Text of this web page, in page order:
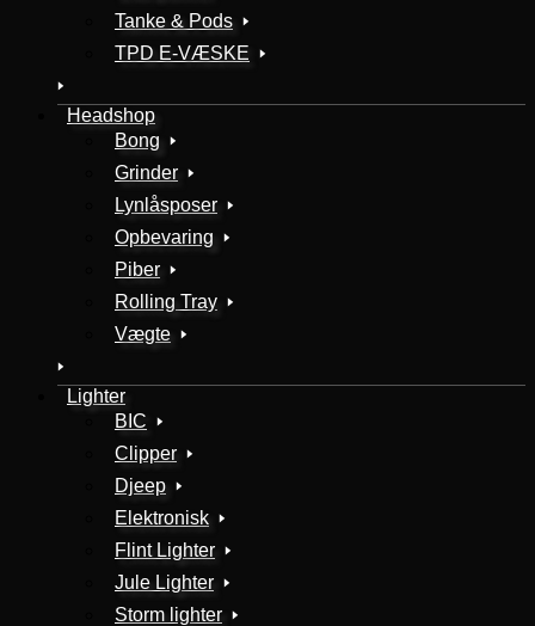
Tanke & Pods
TPD E-VÆSKE
Headshop
Bong
Grinder
Lynlåsposer
Opbevaring
Piber
Rolling Tray
Vægte
Lighter
BIC
Clipper
Djeep
Elektronisk
Flint Lighter
Jule Lighter
Storm lighter